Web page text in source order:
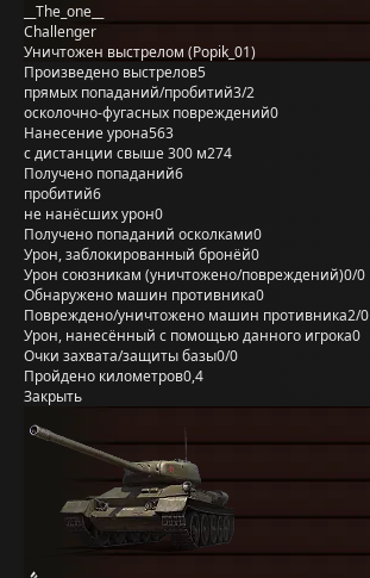
__The_one__
Challenger
Уничтожен выстрелом (Popik_01)
Произведено выстрелов5
прямых попаданий/пробитий3/2
осколочно-фугасных повреждений0
Нанесение урона563
с дистанции свыше 300 м274
Получено попаданий6
пробитий6
не нанёсших урон0
Получено попаданий осколками0
Урон, заблокированный бронёй0
Урон союзникам (уничтожено/повреждений)0/0
Обнаружено машин противника0
Повреждено/уничтожено машин противника2/0
Урон, нанесённый с помощью данного игрока0
Очки захвата/защиты базы0/0
Пройдено километров0,4
Закрыть